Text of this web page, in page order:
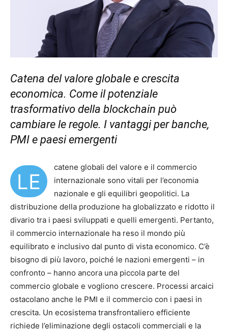
Catena del valore globale e crescita
economica. Come il potenziale
trasformativo della blockchain può
cambiare le regole. I vantaggi per banche,
PMI e paesi emergenti
LE
catene globali del valore e il commercio
internazionale sono vitali per l’economia
nazionale e gli equilibri geopolitici. La
distribuzione della produzione ha globalizzato e ridotto il
divario tra i paesi sviluppati e quelli emergenti. Pertanto,
il commercio internazionale ha reso il mondo più
equilibrato e inclusivo dal punto di vista economico. C’è
bisogno di più lavoro, poiché le nazioni emergenti – in
confronto – hanno ancora una piccola parte del
commercio globale e vogliono crescere. Processi arcaici
ostacolano anche le PMI e il commercio con i paesi in
crescita. Un ecosistema transfrontaliero efficiente
richiede l’eliminazione degli ostacoli commerciali e la